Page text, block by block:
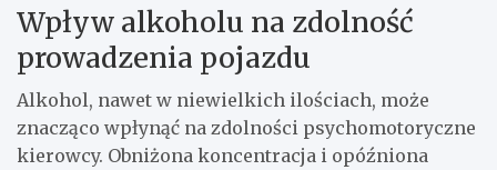
Wpływ alkoholu na zdolność
prowadzenia pojazdu
Alkohol, nawet w niewielkich ilościach, może
znacząco wpłynąć na zdolności psychomotoryczne
kierowcy. Obniżona koncentracja i opóźniona